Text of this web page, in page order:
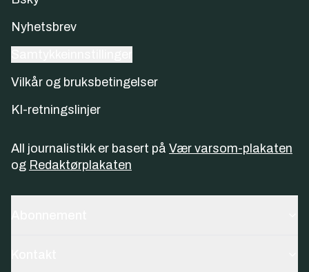
Nyhetsbrev
Vilkår og bruksbetingelser
KI-retningslinjer
All journalistikk er basert på Vær varsom-plakaten
og Redaktørplakaten